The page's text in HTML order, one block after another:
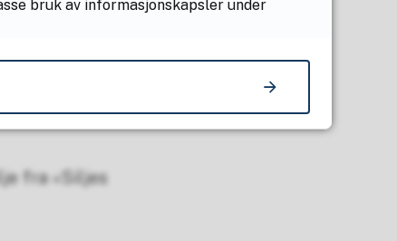
fra «Siljes
bruk av informasjonskapsler under